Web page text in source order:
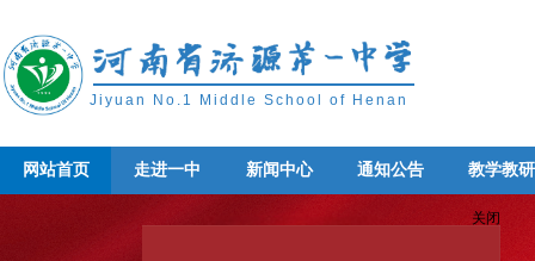
Jiyuan No.1 Middle School of Henan
网站首页 走进一中 新闻中心 通知公告 教学教研
教学教研